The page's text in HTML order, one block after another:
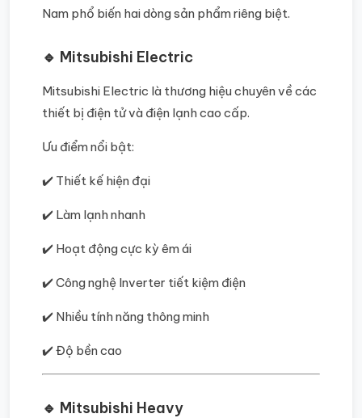
Nam phổ biến hai dòng sản phẩm riêng biệt.
🔹 Mitsubishi Electric
Mitsubishi Electric là thương hiệu chuyên về các
thiết bị điện tử và điện lạnh cao cấp.
Ưu điểm nổi bật:
✔️ Thiết kế hiện đại
✔️ Làm lạnh nhanh
✔️ Hoạt động cực kỳ êm ái
✔️ Công nghệ Inverter tiết kiệm điện
✔️ Nhiều tính năng thông minh
✔️ Độ bền cao
🔹 Mitsubishi Heavy